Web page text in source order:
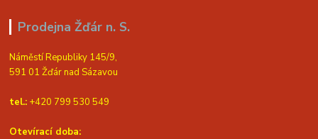
Prodejna Žďár n. S.
Náměstí Republiky 145/9,
591 01 Žďár nad Sázavou
tel.: +420 799 530 549
Otevírací doba: